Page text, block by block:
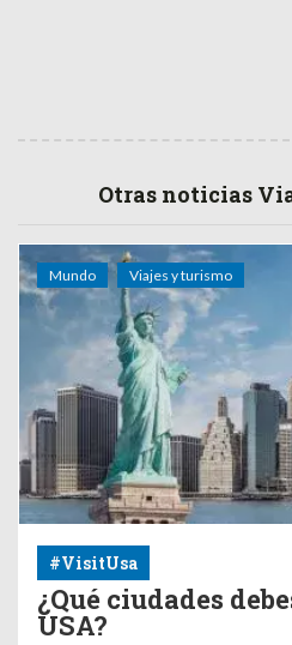
Otras noticias
Mundo Viajes y turismo
#VisitUsa
¿Qué ciudades
USA?